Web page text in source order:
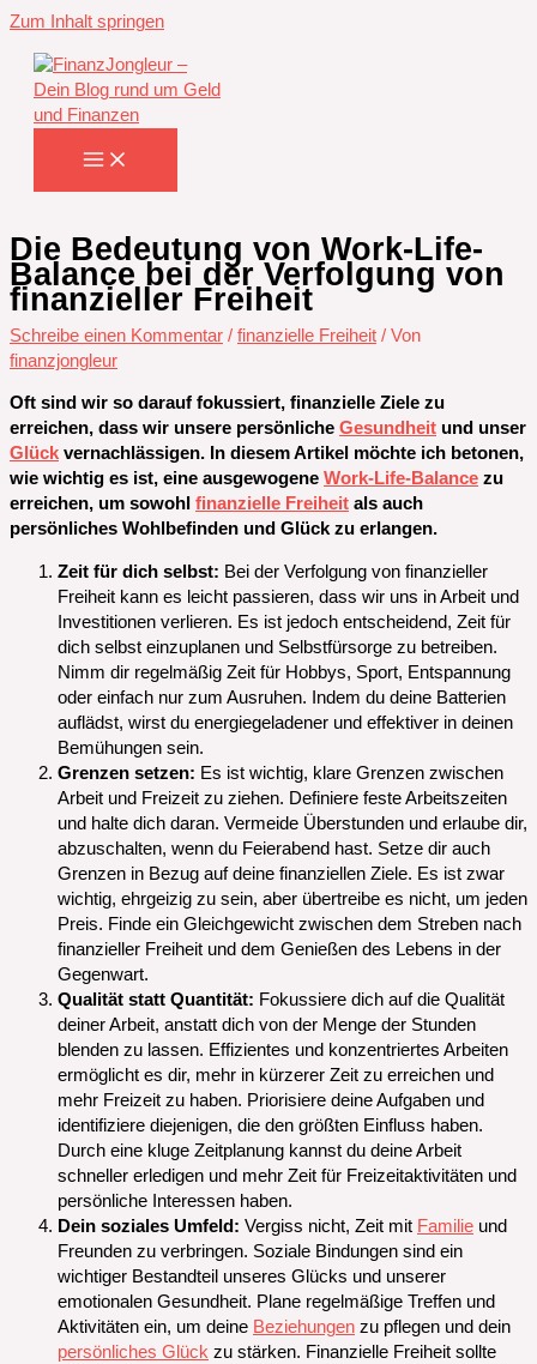
Zum Inhalt springen
Die Bedeutung von Work-Life-
Balance bei der Verfolgung von
finanzieller Freiheit
Schreibe einen Kommentar / finanzielle Freiheit / Von
finanzjongleur
Oft sind wir so darauf fokussiert, finanzielle Ziele zu
erreichen, dass wir unsere persönliche Gesundheit und unser
Glück vernachlässigen. In diesem Artikel möchte ich betonen,
wie wichtig es ist, eine ausgewogene Work-Life-Balance zu
erreichen, um sowohl finanzielle Freiheit als auch
persönliches Wohlbefinden und Glück zu erlangen.
Zeit für dich selbst: Bei der Verfolgung von finanzieller
Freiheit kann es leicht passieren, dass wir uns in Arbeit und
Investitionen verlieren. Es ist jedoch entscheidend, Zeit für
dich selbst einzuplanen und Selbstfürsorge zu betreiben.
Nimm dir regelmäßig Zeit für Hobbys, Sport, Entspannung
oder einfach nur zum Ausruhen. Indem du deine Batterien
auflädst, wirst du energiegeladener und effektiver in deinen
Bemühungen sein.
Grenzen setzen: Es ist wichtig, klare Grenzen zwischen
Arbeit und Freizeit zu ziehen. Definiere feste Arbeitszeiten
und halte dich daran. Vermeide Überstunden und erlaube dir,
abzuschalten, wenn du Feierabend hast. Setze dir auch
Grenzen in Bezug auf deine finanziellen Ziele. Es ist zwar
wichtig, ehrgeizig zu sein, aber übertreibe es nicht, um jeden
Preis. Finde ein Gleichgewicht zwischen dem Streben nach
finanzieller Freiheit und dem Genießen des Lebens in der
Gegenwart.
Qualität statt Quantität: Fokussiere dich auf die Qualität
deiner Arbeit, anstatt dich von der Menge der Stunden
blenden zu lassen. Effizientes und konzentriertes Arbeiten
ermöglicht es dir, mehr in kürzerer Zeit zu erreichen und
mehr Freizeit zu haben. Priorisiere deine Aufgaben und
identifiziere diejenigen, die den größten Einfluss haben.
Durch eine kluge Zeitplanung kannst du deine Arbeit
schneller erledigen und mehr Zeit für Freizeitaktivitäten und
persönliche Interessen haben.
Dein soziales Umfeld: Vergiss nicht, Zeit mit Familie und
Freunden zu verbringen. Soziale Bindungen sind ein
wichtiger Bestandteil unseres Glücks und unserer
emotionalen Gesundheit. Plane regelmäßige Treffen und
Aktivitäten ein, um deine Beziehungen zu pflegen und dein
persönliches Glück zu stärken. Finanzielle Freiheit sollte